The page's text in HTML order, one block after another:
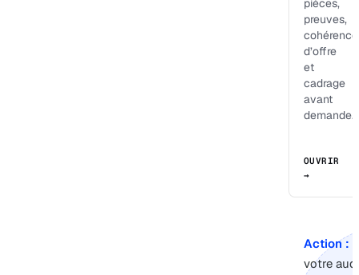
pièces,
preuves,
cohérence
d’offre
et
cadrage
avant
demande.
OUVRIR
→
Action :
votre